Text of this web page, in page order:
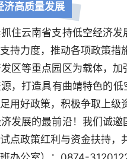
济高质量发展
住云南省支持低空经济
持力度，推动各项政策措
区等重点园区为载体，
，打造具有曲靖特色的
用好政策，积极争取上级
发展的最前沿！我们诚
点政策红利与资金扶持，